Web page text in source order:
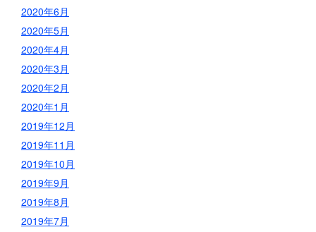
2020年6月
2020年5月
2020年4月
2020年3月
2020年2月
2020年1月
2019年12月
2019年11月
2019年10月
2019年9月
2019年8月
2019年7月